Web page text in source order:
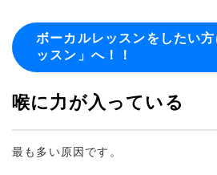
ボーカルレッスンをしたい
ッスン」へ！！
喉に力が入っている
最も多い原因です。